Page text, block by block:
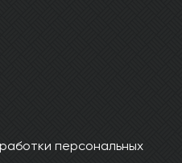
персональных